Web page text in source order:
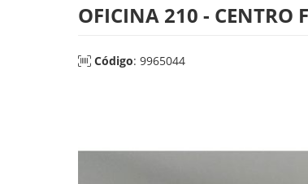
OFICINA 210 - CENTRO
Código: 9965044